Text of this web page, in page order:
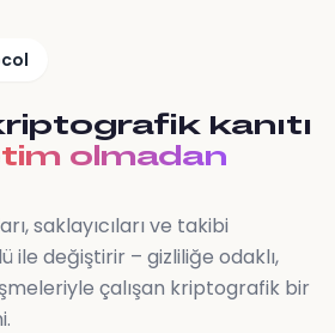
kanıtı
olmadan
saklayıcıları ve takibi
ile değiştirir – gizliliğe odaklı,
çalışan kriptografik bir